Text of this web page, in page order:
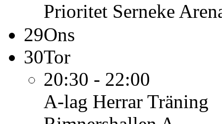
Prioritet Serneke
29Ons
30Tor
20:30 - 22:00
A-lag Herrar Träning